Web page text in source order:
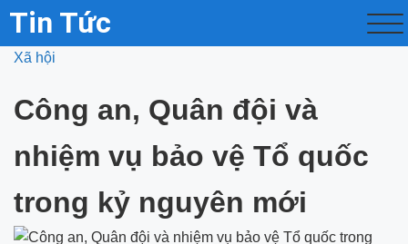
Tin Tức
Xã hội
Công an, Quân đội và
nhiệm vụ bảo vệ Tổ quốc
trong kỷ nguyên mới